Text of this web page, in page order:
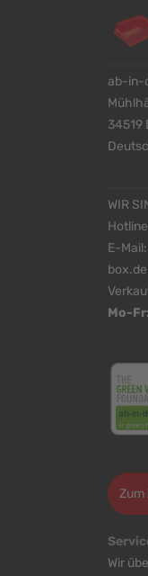
ab-in-
34519
WIR
E-Mail:
box.de
Mo-
Zum
Wir